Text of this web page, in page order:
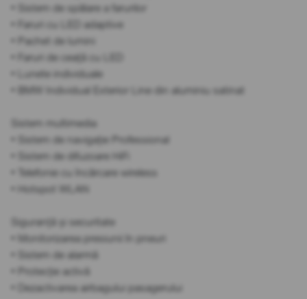
• Sistem de spălare a farurilor
• Faruri cu LED adaptive
• Pachet de lumini
• Faruri de ceață cu LED
• Lunete individuale
• BMW Individual Exterior Line din aluminiu satinat
Sistem multimedia
• Sistem de navigație Professional
• Sistem de difuzoare HiFi
• Telefonie cu încărcare wireless
• Hotspot WLAN
Siguranță și securitate
• Monitorizarea presiunii în pneuri
• Sistem de alarmă
• Protecție activă
• Dezactivarea airbagului pasagerului